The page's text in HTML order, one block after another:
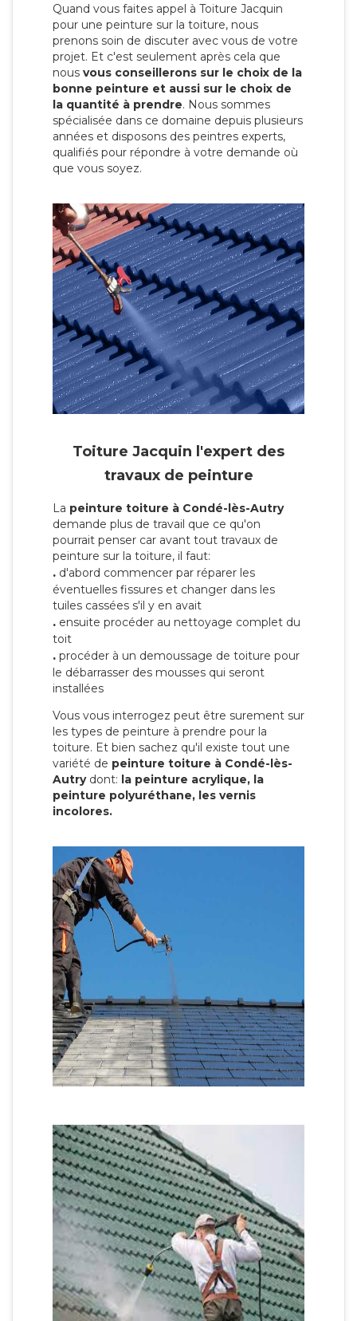
Quand vous faites appel à Toiture Jacquin
pour une peinture sur la toiture, nous
prenons soin de discuter avec vous de votre
projet. Et c'est seulement après cela que
nous vous conseillerons sur le choix de la
bonne peinture et aussi sur le choix de
la quantité à prendre. Nous sommes
spécialisée dans ce domaine depuis plusieurs
années et disposons des peintres experts,
qualifiés pour répondre à votre demande où
que vous soyez.
Toiture Jacquin l'expert des
travaux de peinture
La peinture toiture à Condé-lès-Autry
demande plus de travail que ce qu'on
pourrait penser car avant tout travaux de
peinture sur la toiture, il faut:
. d'abord commencer par réparer les
éventuelles fissures et changer dans les
tuiles cassées s'il y en avait
. ensuite procéder au nettoyage complet du
toit
. procéder à un demoussage de toiture pour
le débarrasser des mousses qui seront
installées
Vous vous interrogez peut être surement sur
les types de peinture à prendre pour la
toiture. Et bien sachez qu'il existe tout une
variété de peinture toiture à Condé-lès-
Autry dont: la peinture acrylique, la
peinture polyuréthane, les vernis
incolores.